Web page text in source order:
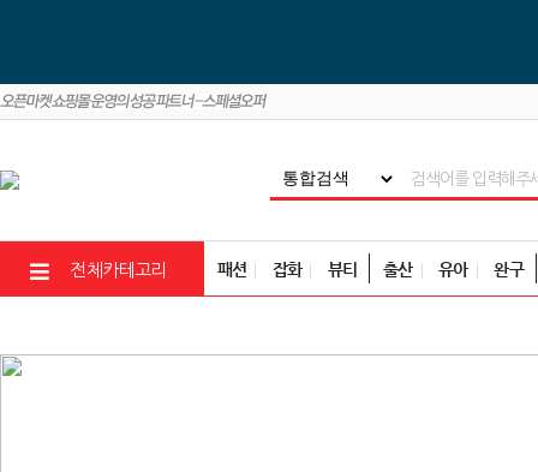
전체카테고리 패션 잡화 뷰티 출산 유아 완구